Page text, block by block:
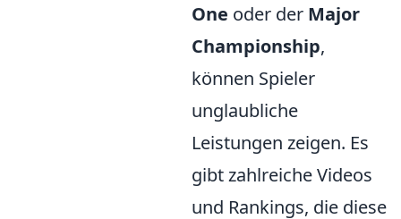
One oder der Major
Championship,
können Spieler
unglaubliche
Leistungen zeigen. Es
gibt zahlreiche Videos
und Rankings, die diese